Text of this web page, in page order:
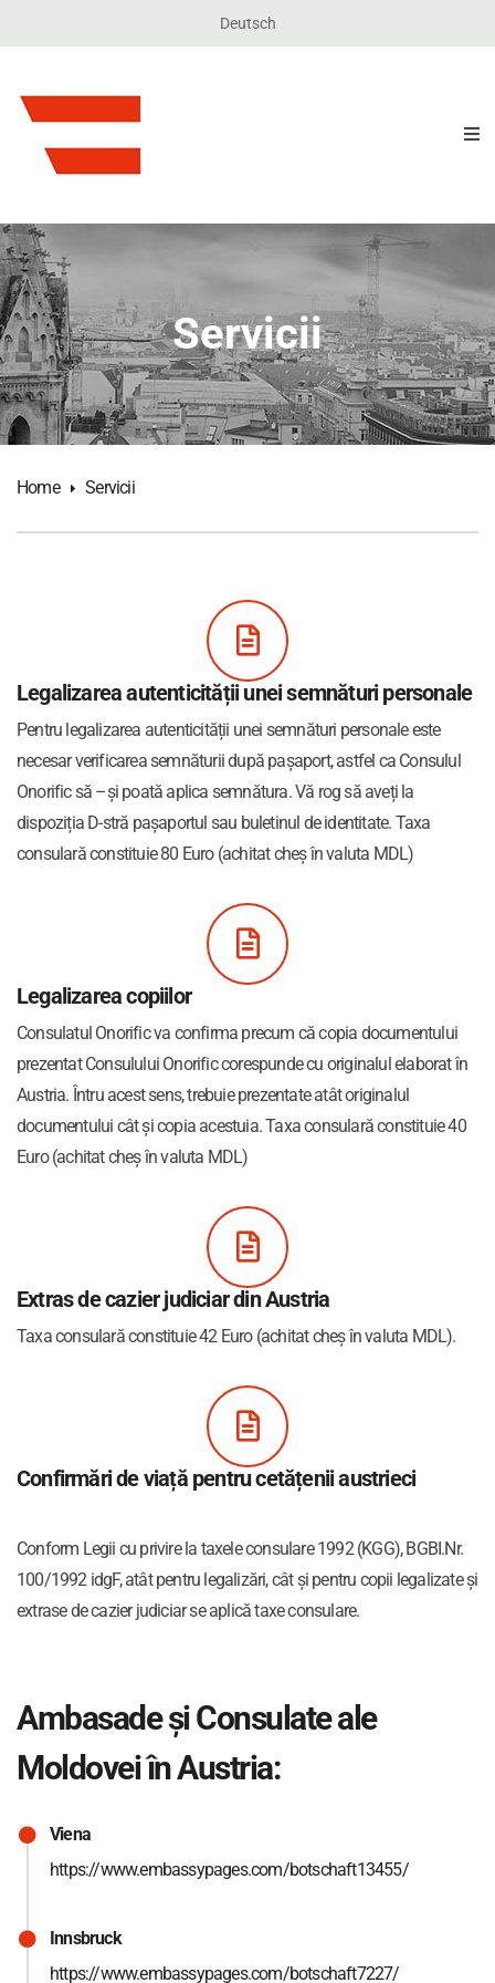
Deutsch
Servicii
Home Servicii
Legalizarea autenticității unei semnături personale
Pentru legalizarea autenticității unei semnături personale este
necesar verificarea semnăturii după pașaport, astfel ca Consulul
Onorific să –și poată aplica semnătura. Vă rog să aveți la
dispoziția D-stră pașaportul sau buletinul de identitate. Taxa
consulară constituie 80 Euro (achitat cheș în valuta MDL)
Legalizarea copiilor
Consulatul Onorific va confirma precum că copia documentului
prezentat Consulului Onorific corespunde cu originalul elaborat în
Austria. Întru acest sens, trebuie prezentate atât originalul
documentului cât și copia acestuia. Taxa consulară constituie 40
Euro (achitat cheș în valuta MDL)
Extras de cazier judiciar din Austria
Taxa consulară constituie 42 Euro (achitat cheș în valuta MDL).
Confirmări de viață pentru cetățenii austrieci
Conform Legii cu privire la taxele consulare 1992 (KGG), BGBI.Nr.
100/1992 idgF, atât pentru legalizări, cât și pentru copii legalizate și
extrase de cazier judiciar se aplică taxe consulare.
Ambasade și Consulate ale
Moldovei în Austria:
Viena
https://www.embassypages.com/botschaft13455/
Innsbruck
https://www.embassypages.com/botschaft7227/